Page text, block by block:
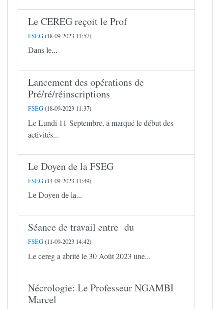
Le CEREG reçoit le Prof
FSEG(18-09-2023 11:57)
Dans le...
Lancement des opérations de
Pré/ré/réinscriptions
FSEG(18-09-2023 11:37)
Le Lundi 11 Septembre, a marqué le début des
activités...
Le Doyen de la FSEG
FSEG(14-09-2023 11:49)
Le Doyen de la...
Séance de travail entre du
FSEG(11-09-2023 14:42)
Le cereg a abrité le 30 Août 2023 une...
Nécrologie: Le Professeur NGAMBI
Marcel